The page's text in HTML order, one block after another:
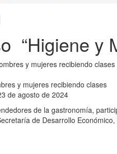
“Higiene y
y mujeres recibiendo clases
de agosto de 2024
de la gastronomía,
de Desarrollo